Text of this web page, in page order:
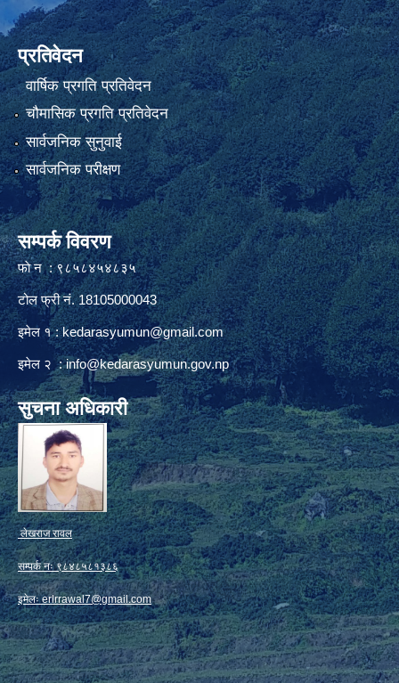
प्रतिवेदन
वार्षिक प्रगति प्रतिवेदन
चौमासिक प्रगति प्रतिवेदन
सार्वजनिक सुनुवाई
सार्वजनिक परीक्षण
सम्पर्क विवरण
फाे न : ९८५८४५४८३५
टोल फ्री नं. 18105000043
इमेल १ :kedarasyumun@gmail.com
इमेल २ :info@kedarasyumun.gov.np
सुचना अधिकारी
लेखराज रावल
सम्पर्क नः ९८४८५८१३८६
इमेलःerlrrawal7@gmail.com